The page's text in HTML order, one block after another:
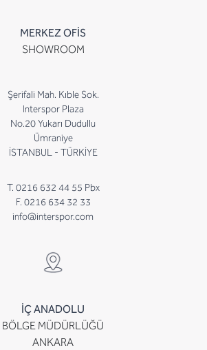
MERKEZ OFİS
SHOWROOM
Şerifali Mah. Kıble Sok.
Interspor Plaza
No.20 Yukarı Dudullu
Ümraniye
İSTANBUL - TÜRKİYE
T. 0216 632 44 55 Pbx
F. 0216 634 32 33
info@interspor.com
İÇ ANADOLU
BÖLGE MÜDÜRLÜĞÜ
ANKARA